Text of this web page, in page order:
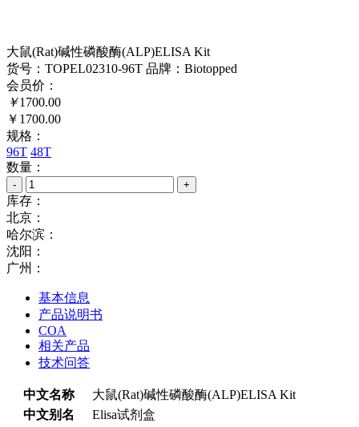
大鼠(Rat)碱性磷酸酶(ALP)ELISA Kit
货号：TOPEL02310-96T 品牌：Biotopped
会员价：
￥1700.00
￥1700.00
规格：
96T 48T
数量：
- +
库存：
北京：
哈尔滨：
沈阳：
广州：
基本信息
产品说明书
COA
相关产品
技术问答
中文名称
大鼠(Rat)碱性磷酸酶(ALP)ELISA Kit
中文别名
Elisa试剂盒